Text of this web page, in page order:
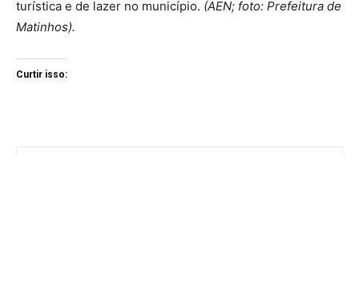
turística e de lazer no município. (AEN; foto: Prefeitura de
Matinhos).
Curtir isso: